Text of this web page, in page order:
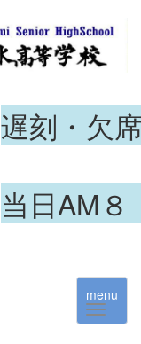
遅刻・欠
当日AM
menu